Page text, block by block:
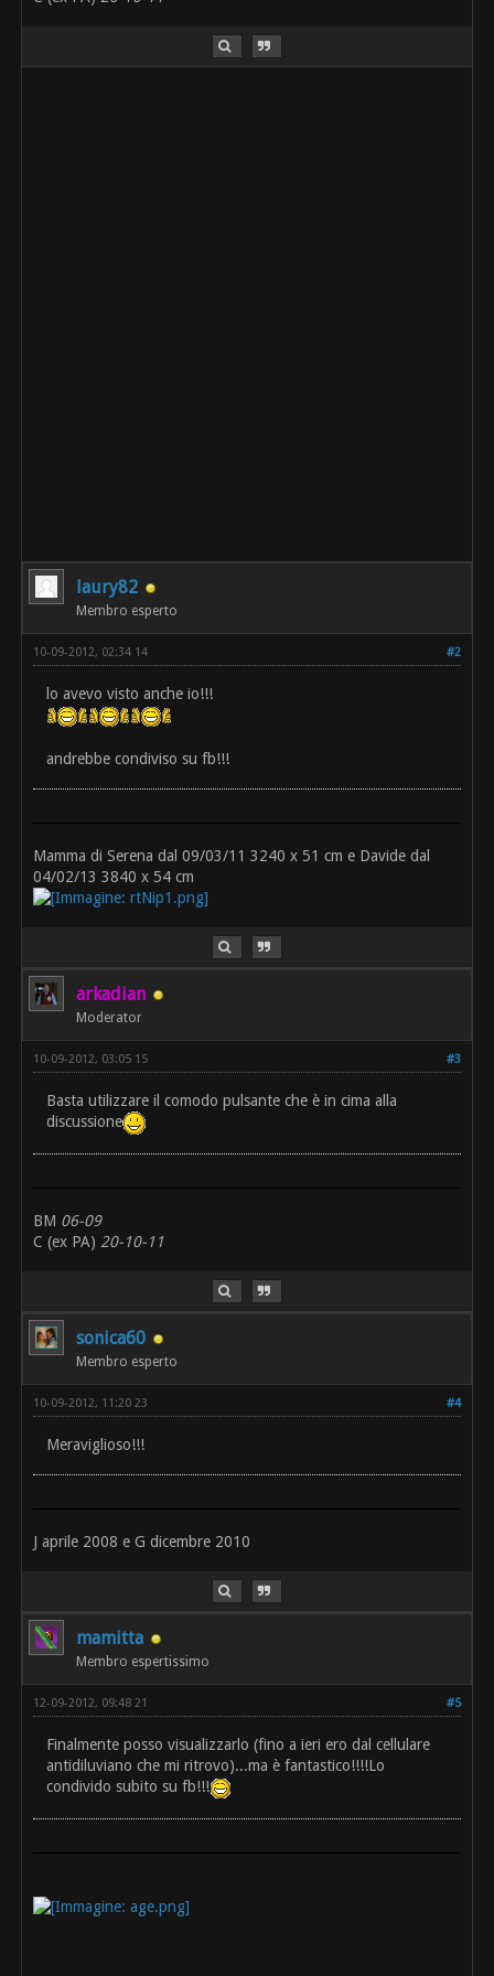
laury82
Membro esperto
#2
10-09-2012, 02:34 14
lo avevo visto anche io!!!
andrebbe condiviso su fb!!!
Mamma di Serena dal 09/03/11 3240 x 51 cm e Davide dal
04/02/13 3840 x 54 cm
arkadian
Moderator
#3
10-09-2012, 03:05 15
Basta utilizzare il comodo pulsante che è in cima alla
discussione
BM 06-09
C (ex PA)20-10-11
sonica60
Membro esperto
#4
10-09-2012, 11:20 23
Meraviglioso!!!
J aprile 2008 e G dicembre 2010
mamitta
Membro espertissimo
#5
12-09-2012, 09:48 21
Finalmente posso visualizzarlo (fino a ieri ero dal cellulare
antidiluviano che mi ritrovo)...ma è fantastico!!!!Lo
condivido subito su fb!!!